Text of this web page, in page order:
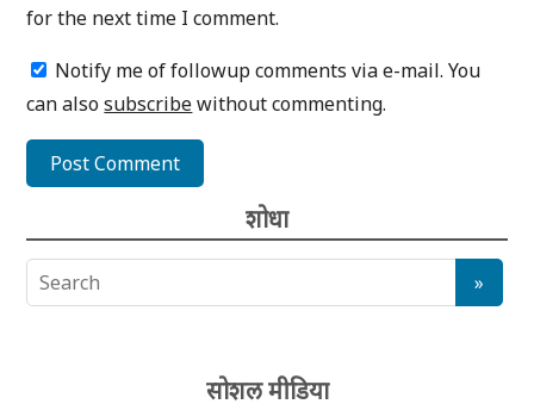
for the next time I comment.
Notify me of followup comments via e-mail. You
can alsosubscribewithout commenting.
शोधा
सोशल मीडिया